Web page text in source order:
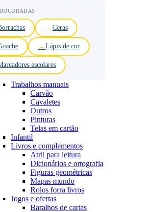
Ceras
Lápis de cor
escolares
Trabalhos manuais
Carvão
Cavaletes
Outros
Pinturas
Telas em cartão
Infantil
Livros e complementos
Atril para leitura
Dicionários e ortografia
Figuras geométricas
Mapas mundo
Rolos forra livros
Jogos e ofertas
Baralhos de cartas